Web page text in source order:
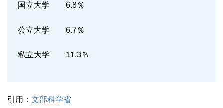
国立大学 6.8％
公立大学 6.7％
私立大学 11.3％
引用： 文部科学省